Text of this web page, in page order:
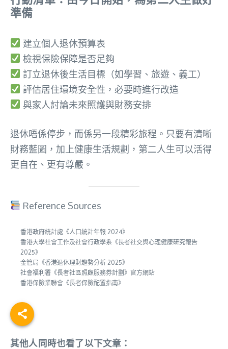
準備
建立個人退休預算表
檢視保險保障是否足夠
訂立退休後生活目標（如學習、旅遊、義工）
評估居住環境安全性，必要時進行改造
與家人討論未來照護與財務安排
退休唔係停步，而係另一段精彩旅程。只要有清晰
財務藍圖，加上健康生活規劃，第二人生可以活得
更自在、更有尊嚴。
Reference Sources
香港政府統計處《人口統計年報 2024》
香港大學社會工作及社會行政學系《長者社交與心理健康研究報告
2025》
金管局《香港退休理財趨勢分析 2025》
社會福利署《長者社區照顧服務券計劃》官方網站
香港保險業聯會《長者保險配置指南》
其他人同時也看了以下文章：